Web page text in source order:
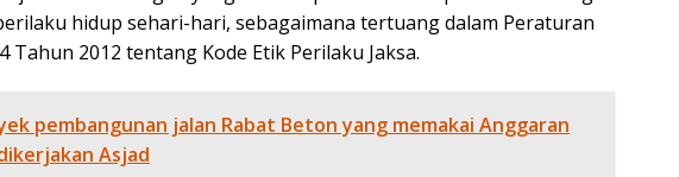
hidup sehari-hari, sebagaimana tertuang dalam Peraturan
Tahun 2012 tentang Kode Etik Perilaku Jaksa.
pembangunan jalan Rabat Beton yang memakai Anggaran
Asjad